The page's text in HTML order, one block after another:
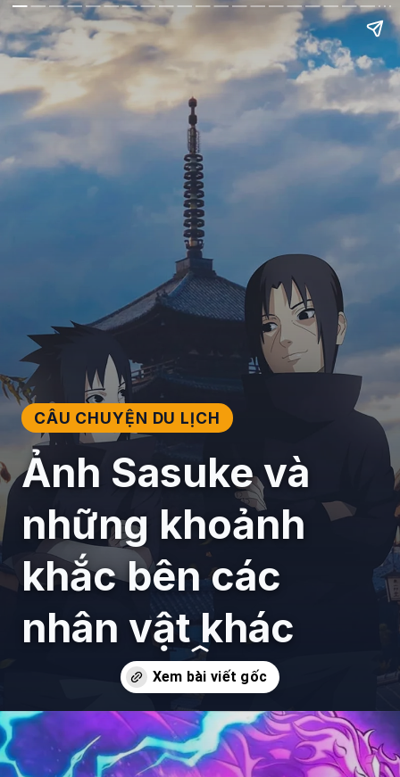
CÂU CHUYỆN DU LỊCH
Ảnh Sasuke và
những khoảnh
khắc bên các
nhân vật khác
Đang mở https://giaydabonghana.com/anh-sasuke